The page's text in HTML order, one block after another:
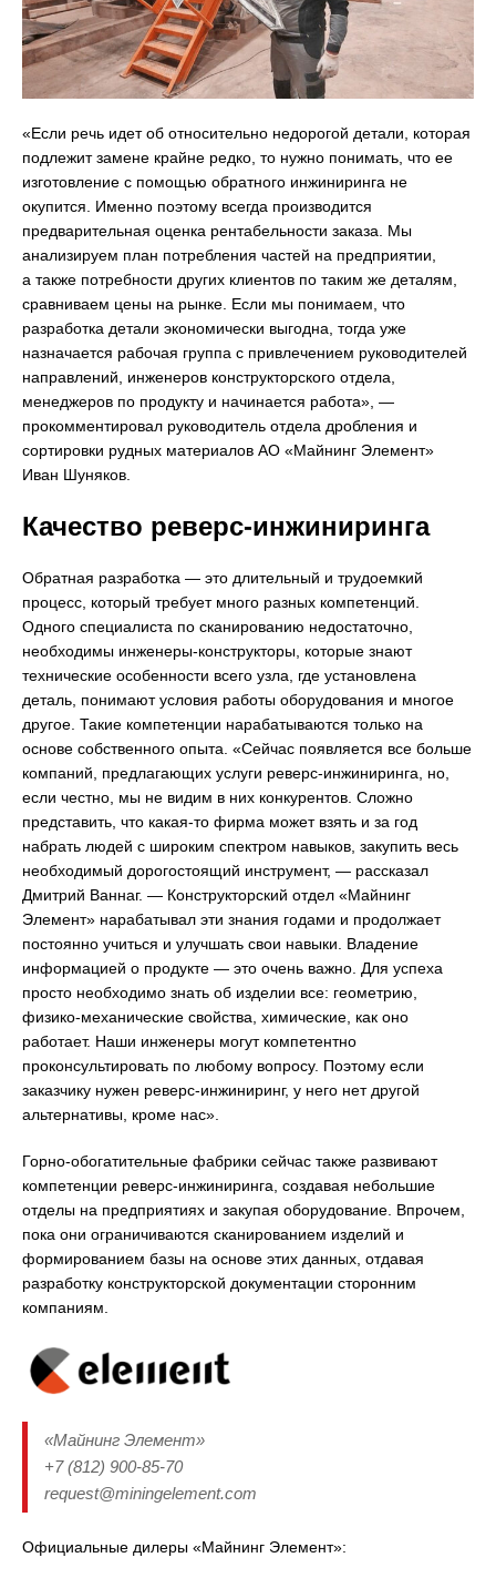
«Если речь идет об относительно недорогой детали, которая
подлежит замене крайне редко, то нужно понимать, что ее
изготовление с помощью обратного инжиниринга не
окупится. Именно поэтому всегда производится
предварительная оценка рентабельности заказа. Мы
анализируем план потребления частей на предприятии,
а также потребности других клиентов по таким же деталям,
сравниваем цены на рынке. Если мы понимаем, что
разработка детали экономически выгодна, тогда уже
назначается рабочая группа с привлечением руководителей
направлений, инженеров конструкторского отдела,
менеджеров по продукту и начинается работа», —
прокомментировал руководитель отдела дробления и
сортировки рудных материалов АО «Майнинг Элемент»
Иван Шуняков.
Качество реверс-инжиниринга
Обратная разработка — это длительный и трудоемкий
процесс, который требует много разных компетенций.
Одного специалиста по сканированию недостаточно,
необходимы инженеры-конструкторы, которые знают
технические особенности всего узла, где установлена
деталь, понимают условия работы оборудования и многое
другое. Такие компетенции нарабатываются только на
основе собственного опыта. «Сейчас появляется все больше
компаний, предлагающих услуги реверс-инжиниринга, но,
если честно, мы не видим в них конкурентов. Сложно
представить, что какая-то фирма может взять и за год
набрать людей с широким спектром навыков, закупить весь
необходимый дорогостоящий инструмент, — рассказал
Дмитрий Ваннаг. — Конструкторский отдел «Майнинг
Элемент» нарабатывал эти знания годами и продолжает
постоянно учиться и улучшать свои навыки. Владение
информацией о продукте — это очень важно. Для успеха
просто необходимо знать об изделии все: геометрию,
физико-механические свойства, химические, как оно
работает. Наши инженеры могут компетентно
проконсультировать по любому вопросу. Поэтому если
заказчику нужен реверс-инжиниринг, у него нет другой
альтернативы, кроме нас».
Горно-обогатительные фабрики сейчас также развивают
компетенции реверс-инжиниринга, создавая небольшие
отделы на предприятиях и закупая оборудование. Впрочем,
пока они ограничиваются сканированием изделий и
формированием базы на основе этих данных, отдавая
разработку конструкторской документации сторонним
компаниям.
«Майнинг Элемент»
+7 (812) 900-85-70
request@miningelement.com
Официальные дилеры «Майнинг Элемент»: